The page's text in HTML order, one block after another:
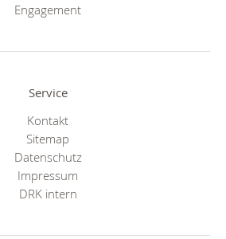
Engagement
Service
Kontakt
Sitemap
Datenschutz
Impressum
DRK intern